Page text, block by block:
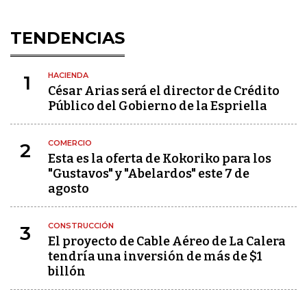
TENDENCIAS
1 HACIENDA
César Arias será el director de Crédito
Público del Gobierno de la Espriella
2 COMERCIO
Esta es la oferta de Kokoriko para los
"Gustavos" y "Abelardos" este 7 de
agosto
3 CONSTRUCCIÓN
El proyecto de Cable Aéreo de La Calera
tendría una inversión de más de $1
billón